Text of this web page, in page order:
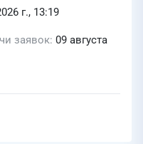
г., 13:19
заявок 09 августа